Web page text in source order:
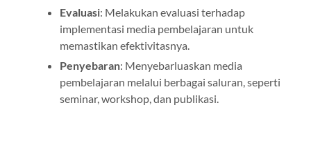
Evaluasi: Melakukan evaluasi terhadap
implementasi media pembelajaran untuk
memastikan efektivitasnya.
Penyebaran: Menyebarluaskan media
pembelajaran melalui berbagai saluran, seperti
seminar, workshop, dan publikasi.